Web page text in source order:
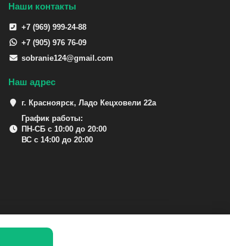
Наши контакты
+7 (969) 999-24-88
+7 (905) 976 76-09
sobranie124@gmail.com
Наш адрес
г. Красноярск, Ладо Кецховели 22а
График работы:
ПН-СБ с 10:00 до 20:00
ВС с 14:00 до 20:00